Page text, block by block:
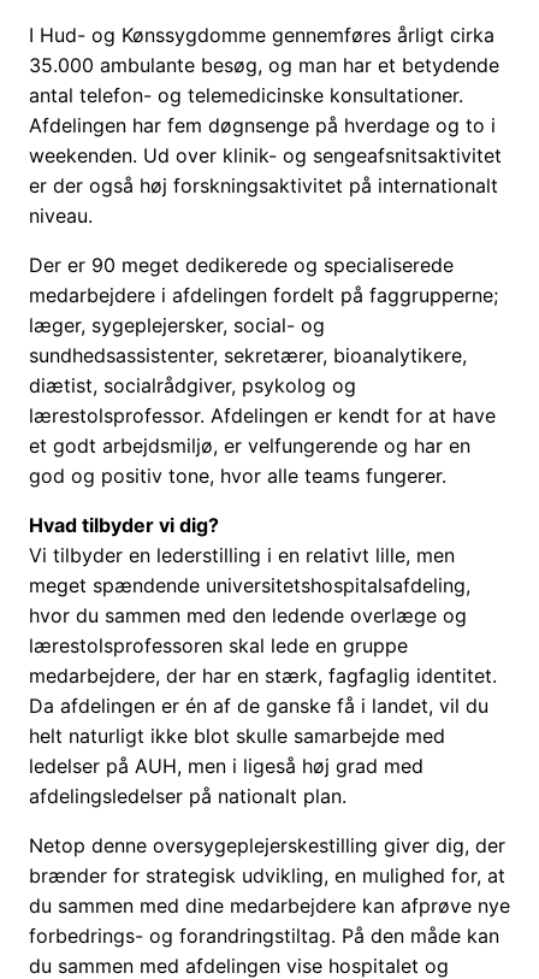
I Hud- og Kønssygdomme gennemføres årligt cirka
35.000 ambulante besøg, og man har et betydende
antal telefon- og telemedicinske konsultationer.
Afdelingen har fem døgnsenge på hverdage og to i
weekenden. Ud over klinik- og sengeafsnitsaktivitet
er der også høj forskningsaktivitet på internationalt
niveau.
Der er 90 meget dedikerede og specialiserede
medarbejdere i afdelingen fordelt på faggrupperne;
læger, sygeplejersker, social- og
sundhedsassistenter, sekretærer, bioanalytikere,
diætist, socialrådgiver, psykolog og
lærestolsprofessor. Afdelingen er kendt for at have
et godt arbejdsmiljø, er velfungerende og har en
god og positiv tone, hvor alle teams fungerer.
Hvad tilbyder vi dig?
Vi tilbyder en lederstilling i en relativt lille, men
meget spændende universitetshospitalsafdeling,
hvor du sammen med den ledende overlæge og
lærestolsprofessoren skal lede en gruppe
medarbejdere, der har en stærk, fagfaglig identitet.
Da afdelingen er én af de ganske få i landet, vil du
helt naturligt ikke blot skulle samarbejde med
ledelser på AUH, men i ligeså høj grad med
afdelingsledelser på nationalt plan.
Netop denne oversygeplejerskestilling giver dig, der
brænder for strategisk udvikling, en mulighed for, at
du sammen med dine medarbejdere kan afprøve nye
forbedrings- og forandringstiltag. På den måde kan
du sammen med afdelingen vise hospitalet og